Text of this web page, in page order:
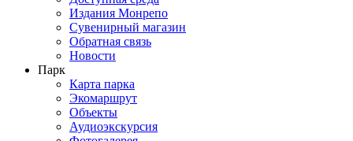
Издания Монрепо
Сувенирный магазин
Обратная связь
Новости
Парк
Карта парка
Экомаршрут
Объекты
Аудиоэкскурсия